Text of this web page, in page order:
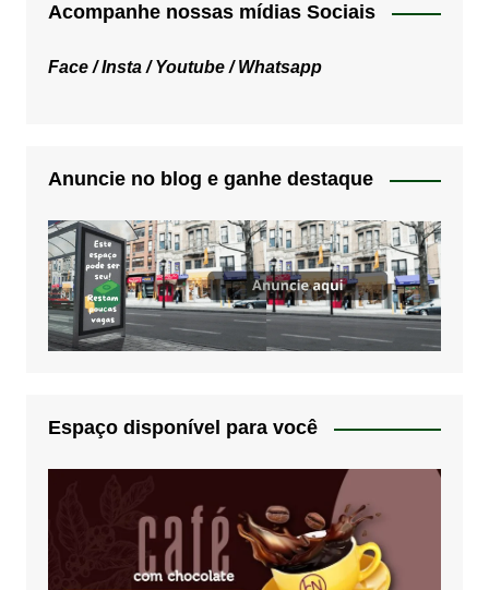
Acompanhe nossas mídias Sociais
Face /Insta /Youtube /Whatsapp
Anuncie no blog e ganhe destaque
Espaço disponível para você